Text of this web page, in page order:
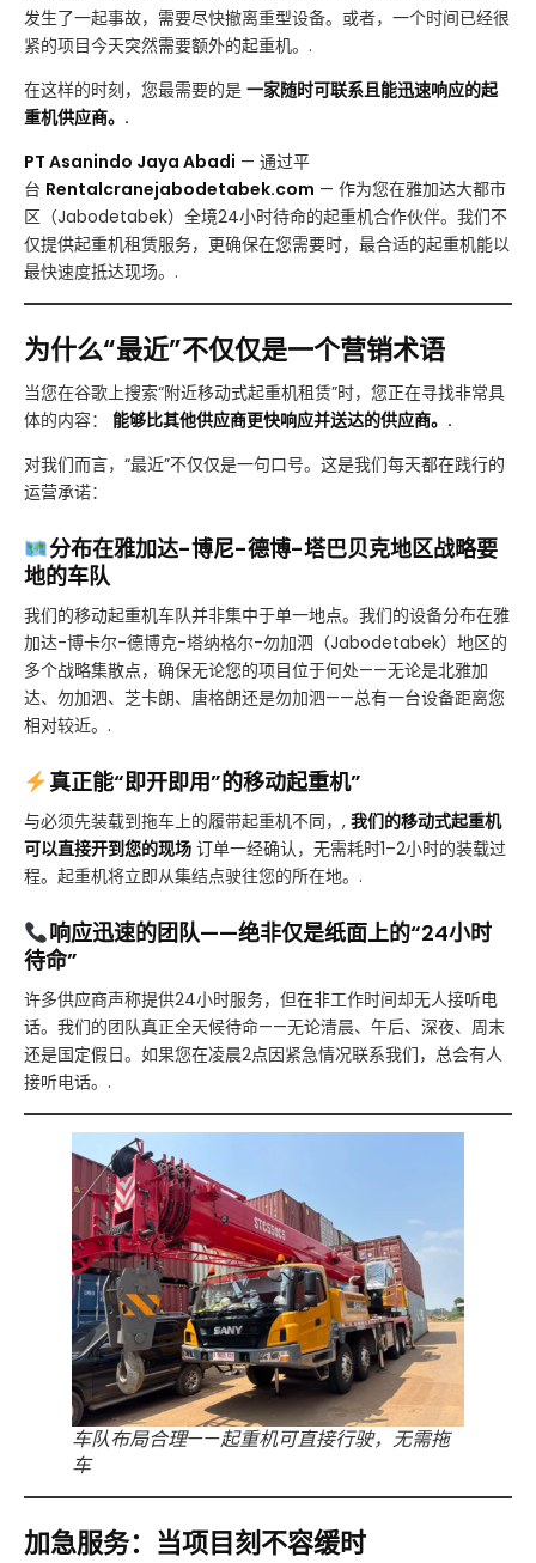
发生了一起事故，需要尽快撤离重型设备。或者，一个时间已经很
紧的项目今天突然需要额外的起重机。.
在这样的时刻，您最需要的是 一家随时可联系且能迅速响应的起
重机供应商。.
PT Asanindo Jaya Abadi — 通过平
台 Rentalcranejabodetabek.com — 作为您在雅加达大都市
区（Jabodetabek）全境24小时待命的起重机合作伙伴。我们不
仅提供起重机租赁服务，更确保在您需要时，最合适的起重机能以
最快速度抵达现场。.
为什么“最近”不仅仅是一个营销术语
当您在谷歌上搜索“附近移动式起重机租赁”时，您正在寻找非常具
体的内容： 能够比其他供应商更快响应并送达的供应商。.
对我们而言，“最近”不仅仅是一句口号。这是我们每天都在践行的
运营承诺：
分布在雅加达-博尼-德博-塔巴贝克地区战略要
地的车队
我们的移动起重机车队并非集中于单一地点。我们的设备分布在雅
加达-博卡尔-德博克-塔纳格尔-勿加泗（Jabodetabek）地区的
多个战略集散点，确保无论您的项目位于何处——无论是北雅加
达、勿加泗、芝卡朗、唐格朗还是勿加泗——总有一台设备距离您
相对较近。.
真正能“即开即用”的移动起重机”
与必须先装载到拖车上的履带起重机不同，, 我们的移动式起重机
可以直接开到您的现场 订单一经确认，无需耗时1–2小时的装载过
程。起重机将立即从集结点驶往您的所在地。.
响应迅速的团队——绝非仅是纸面上的“24小时
待命”
许多供应商声称提供24小时服务，但在非工作时间却无人接听电
话。我们的团队真正全天候待命——无论清晨、午后、深夜、周末
还是国定假日。如果您在凌晨2点因紧急情况联系我们，总会有人
接听电话。.
车队布局合理——起重机可直接行驶，无需拖
车
加急服务：当项目刻不容缓时